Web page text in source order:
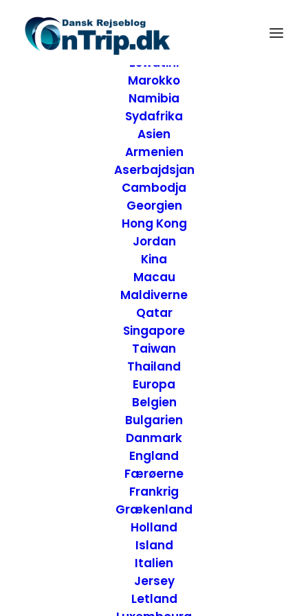
Destinationer
Afrika
Eswatini
Marokko
Namibia
Sydafrika
Asien
Armenien
Aserbajdsjan
Cambodja
Georgien
Hong Kong
Jordan
Kina
Macau
Maldiverne
Qatar
Singapore
Taiwan
Thailand
Europa
Belgien
Bulgarien
Danmark
England
Færøerne
Frankrig
Grækenland
Holland
Island
Italien
Jersey
Letland
Anmeldelse af
Kaikoura Quality
Suites - Kaikoura,
NEW ZEALAND,NEW ZEALAND - SYDØEN
ANNETTE SEIER - ONTRIP.DK